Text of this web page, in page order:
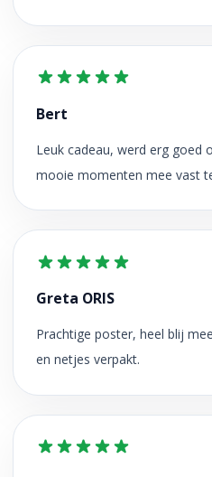
Bert
Leuk cadeau, werd erg goed
mooie momenten mee vast
Greta ORIS
Prachtige poster, heel blij
en netjes verpakt.